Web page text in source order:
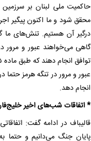
حاکمیت ملی لبنان بر
محقق شود و ما اکنون پیگیر
درگیر آن هستیم. تنش‌های ما
گاهی می‌خواهند عبور و مرور در
عبور و مرور در تنگه هرمز حتما
انجام دهد.
* اتفاقات شب‌های اخیر
قالیباف در ادامه گفت:
پایان جنگ می‌دانیم و